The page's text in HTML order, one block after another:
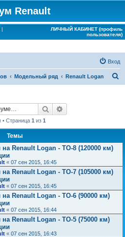
Renault
|
ЛИЧНЫЙ КАБИНЕТ (профиль
пользователя)
Вход
Модельный ряд Renault Logan
Поиск
• Страница 1 из 1
Темы
Renault Logan - ТО-8 (120000 км)
« 07 сен 2015, 16:45
Renault Logan - ТО-7 (105000 км)
« 07 сен 2015, 16:45
Renault Logan - ТО-6 (90000 км)
« 07 сен 2015, 16:44
Renault Logan - ТО-5 (75000 км)
« 07 сен 2015, 16:43